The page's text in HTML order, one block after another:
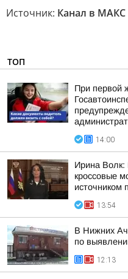
Источник: Канал в
ТОП
При первой
14:00
Ирина
кроссовые
источником
13:54
В Нижних
по
12:13